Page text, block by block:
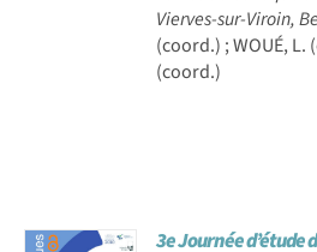
Vierves-sur-Viroin,
(coord.) ; WOUÉ, L.
(coord.)
3e Journée d’étude